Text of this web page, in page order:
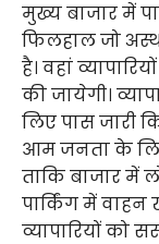
मुख्य बाजार में
फिलहाल जो
है। वहां
की जायेगी।
लिए पास जारी
आम जनता के
ताकि बाजार में
पार्किंग में
व्यापारियों को